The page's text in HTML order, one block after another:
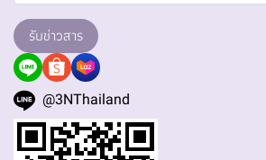
รับข่าวสาร
@3NThailand